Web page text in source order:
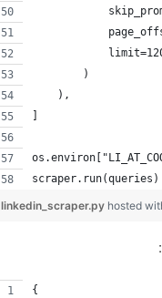
        )
    ),
]
scraper.run(queries)
linkedin_scraper.py hosted
{